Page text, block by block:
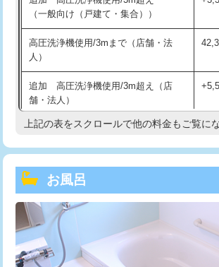
（一般向け（戸建て・集合））
高圧洗浄機使用/3mまで（店舗・法
人）
追加 高圧洗浄機使用/3m超え（店
舗・法人）
高度高圧洗浄換 現
トーラー機使用/3mまで
追加トーラー機使用/3m超え
カメラ調査
上記の表をスクロールで他の料金もご覧に
お風呂